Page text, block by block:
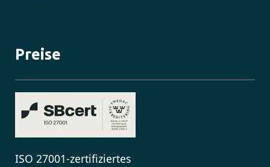
Preise
ISO 27001-zertifiziertes